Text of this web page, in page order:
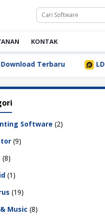
KONTAK
LDPlayer 9.5.32.0
Software (2)
(9)
(8)
(1)
(19)
Music (8)